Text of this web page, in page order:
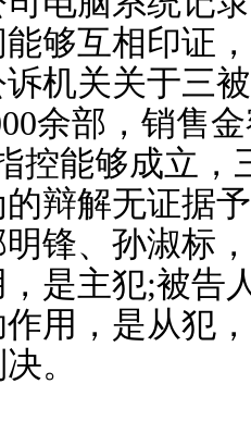
够互相印证
机关关于三
余部，销售
控能够成立
辩解无证据
锋、孙淑标
是主犯;被告
作用，是从犯
。